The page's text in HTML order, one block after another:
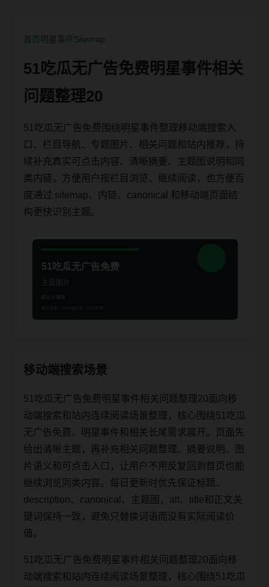
首页明星事件Sitemap
51吃瓜无广告免费明星事件相关
问题整理20
51吃瓜无广告免费围绕明星事件整理移动端搜索入
口、栏目导航、专题图片、相关问题和站内推荐，持
续补充真实可点击内容、清晰摘要、主题图说明和同
类内链，方便用户按栏目浏览、继续阅读，也方便百
度通过 sitemap、内链、canonical 和移动端页面结
构更快识别主题。
移动端搜索场景
51吃瓜无广告免费明星事件相关问题整理20面向移
动端搜索和站内连续阅读场景整理，核心围绕51吃瓜
无广告免费、明星事件和相关长尾需求展开。页面先
给出清晰主题，再补充相关问题整理、摘要说明、图
片语义和可点击入口，让用户不用反复回到首页也能
继续浏览同类内容。每日更新时优先保证标题、
description、canonical、主题图、alt、title和正文关
键词保持一致，避免只替换词语而没有实际阅读价
值。
51吃瓜无广告免费明星事件相关问题整理20面向移
动端搜索和站内连续阅读场景整理，核心围绕51吃瓜